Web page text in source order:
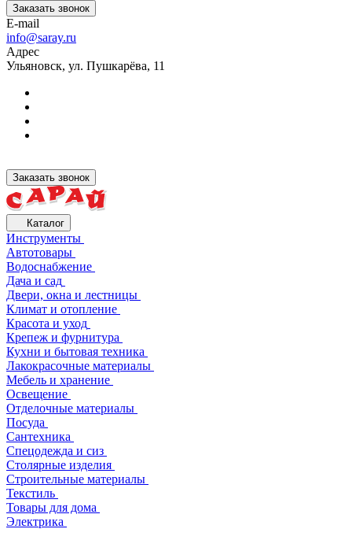
Заказать звонок
E-mail
info@saray.ru
Адрес
Ульяновск, ул. Пушкарёва, 11
Заказать звонок
Каталог
Инструменты
Автотовары
Водоснабжение
Дача и сад
Двери, окна и лестницы
Климат и отопление
Красота и уход
Крепеж и фурнитура
Кухни и бытовая техника
Лакокрасочные материалы
Мебель и хранение
Освещение
Отделочные материалы
Посуда
Сантехника
Спецодежда и сиз
Столярные изделия
Строительные материалы
Текстиль
Товары для дома
Электрика